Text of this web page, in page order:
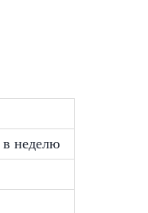
в неделю